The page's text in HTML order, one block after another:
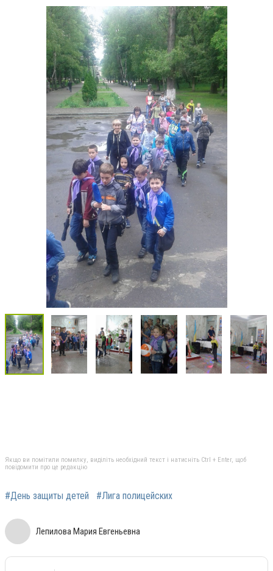
Якщо ви помітили помилку, виділіть необхідний текст і натисніть Ctrl + Enter, щоб
повідомити про це редакцію
#День защиты детей #Лига полицейских
Лепилова Мария Евгеньевна